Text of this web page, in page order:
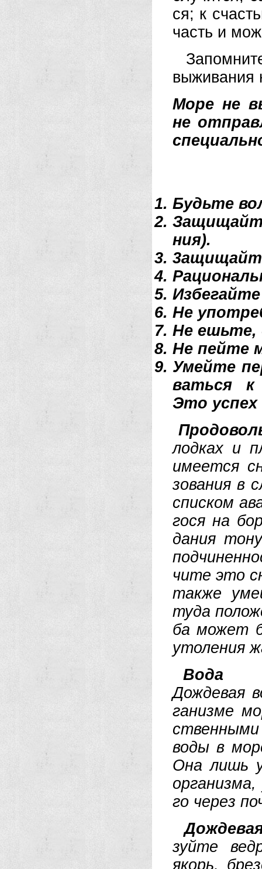
ся; к
часть и
Мо­ре не
не
Будь­те
ния).
Не
Не ешь­те,
Не пей­те
Умей­те
вать­ся к
Это ус­пех
лод­ках и
име­ет­ся
зо­ва­ния в
спи­ском
го­ся на
да­ния
чи­те это
так­же
ту­да
ба мо­жет
уто­ле­ния
Во­да
До­ж­де­вая
га­низ­ме
во­ды в
Она лишь
го че­рез
зуй­те
якорь,